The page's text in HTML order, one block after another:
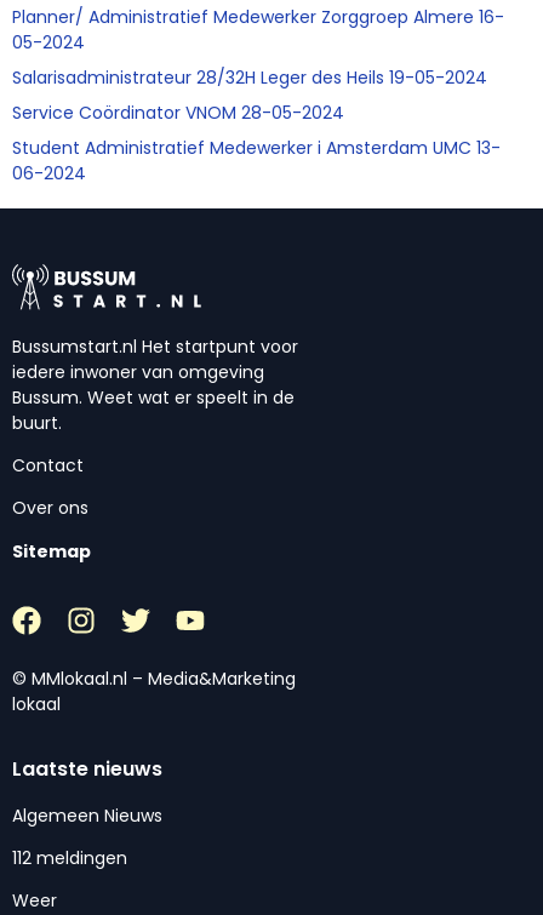
Planner/ Administratief Medewerker Zorggroep Almere 16-
05-2024
Salarisadministrateur 28/32H Leger des Heils 19-05-2024
Service Coördinator VNOM 28-05-2024
Student Administratief Medewerker i Amsterdam UMC 13-
06-2024
Bussumstart.nl Het startpunt voor
iedere inwoner van omgeving
Bussum. Weet wat er speelt in de
buurt.
Contact
Over ons
Sitemap
© MMlokaal.nl – Media&Marketing
lokaal
Laatste nieuws
Algemeen Nieuws
112 meldingen
Weer